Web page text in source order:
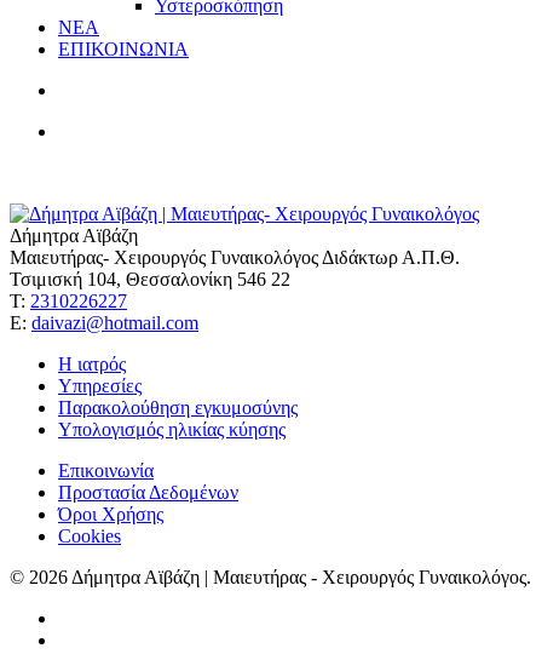
Υστεροσκόπηση
ΝΕΑ
ΕΠΙΚΟΙΝΩΝΙΑ
Δήμητρα Αϊβάζη
Μαιευτήρας- Χειρουργός Γυναικολόγος Διδάκτωρ Α.Π.Θ.
Τσιμισκή 104, Θεσσαλονίκη 546 22
Τ: 2310226227
Ε: daivazi@hotmail.com
Η ιατρός
Υπηρεσίες
Παρακολούθηση εγκυμοσύνης
Υπολογισμός ηλικίας κύησης
Επικοινωνία
Προστασία Δεδομένων
Όροι Χρήσης
Cookies
© 2026 Δήμητρα Αϊβάζη | Μαιευτήρας - Χειρουργός Γυναικολόγος.